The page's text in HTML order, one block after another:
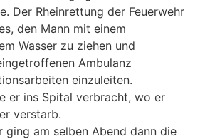
Der Rheinrettung der Feuerwehr
den Mann mit einem
Wasser zu ziehen und
Ambulanz
einzuleiten.
er ins Spital verbracht, wo er
verstarb.
ging am selben Abend dann die